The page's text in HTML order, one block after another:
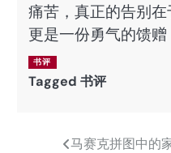
痛苦，真正的告别
更是一份勇气的馈
书评
Tagged 书评
马赛克拼图中的